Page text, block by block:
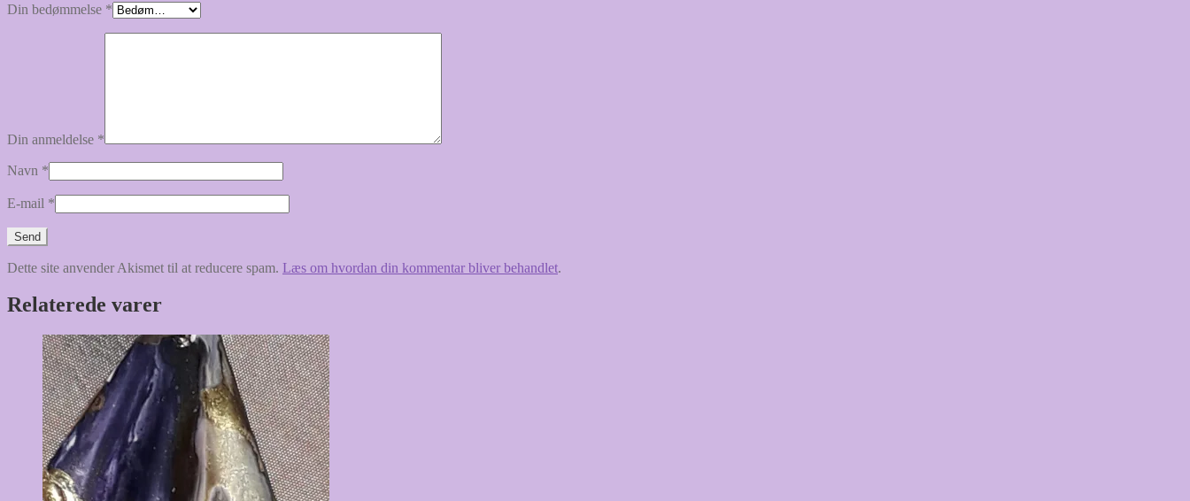
Din bedømmelse *
Din anmeldelse *
Navn *
E-mail *
Dette site anvender Akismet til at reducere spam. Læs om hvordan din kommentar bliver behandlet.
Relaterede varer